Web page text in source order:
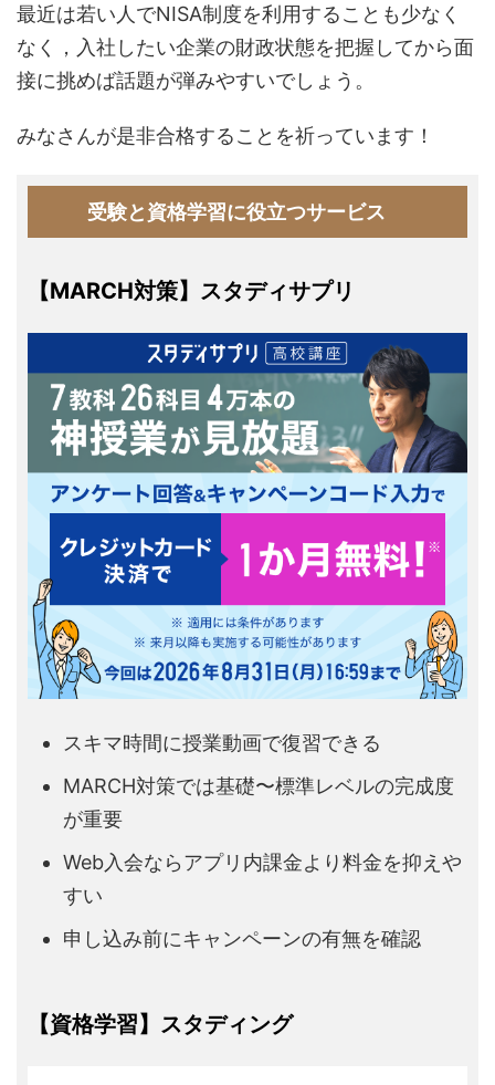
最近は若い人でNISA制度を利用することも少なく
なく，入社したい企業の財政状態を把握してから面
接に挑めば話題が弾みやすいでしょう。
みなさんが是非合格することを祈っています！
受験と資格学習に役立つサービス
【MARCH対策】スタディサプリ
スキマ時間に授業動画で復習できる
MARCH対策では基礎〜標準レベルの完成度
が重要
Web入会ならアプリ内課金より料金を抑えや
すい
申し込み前にキャンペーンの有無を確認
【資格学習】スタディング